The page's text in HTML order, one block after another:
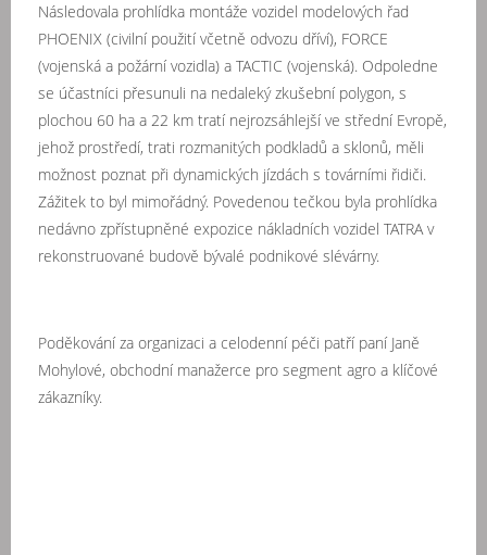
Následovala prohlídka montáže vozidel modelových řad
PHOENIX (civilní použití včetně odvozu dříví), FORCE
(vojenská a požární vozidla) a TACTIC (vojenská). Odpoledne
se účastníci přesunuli na nedaleký zkušební polygon, s
plochou 60 ha a 22 km tratí nejrozsáhlejší ve střední Evropě,
jehož prostředí, trati rozmanitých podkladů a sklonů, měli
možnost poznat při dynamických jízdách s továrními řidiči.
Zážitek to byl mimořádný. Povedenou tečkou byla prohlídka
nedávno zpřístupněné expozice nákladních vozidel TATRA v
rekonstruované budově bývalé podnikové slévárny.
Poděkování za organizaci a celodenní péči patří paní Janě
Mohylové, obchodní manažerce pro segment agro a klíčové
zákazníky.